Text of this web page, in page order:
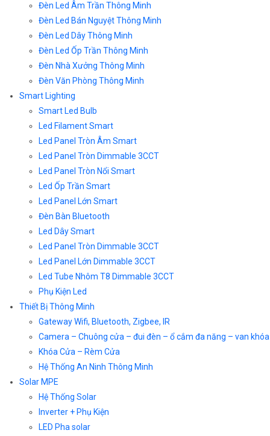
Đèn Led Âm Trần Thông Minh
Đèn Led Bán Nguyệt Thông Minh
Đèn Led Dây Thông Minh
Đèn Led Ốp Trần Thông Minh
Đèn Nhà Xưởng Thông Minh
Đèn Văn Phòng Thông Minh
Smart Lighting
Smart Led Bulb
Led Filament Smart
Led Panel Tròn Âm Smart
Led Panel Tròn Dimmable 3CCT
Led Panel Tròn Nổi Smart
Led Ốp Trần Smart
Led Panel Lớn Smart
Đèn Bàn Bluetooth
Led Dây Smart
Led Panel Tròn Dimmable 3CCT
Led Panel Lớn Dimmable 3CCT
Led Tube Nhôm T8 Dimmable 3CCT
Phụ Kiện Led
Thiết Bị Thông Minh
Gateway Wifi, Bluetooth, Zigbee, IR
Camera – Chuông cửa – đui đèn – ổ cắm đa năng – van khóa
Khóa Cửa – Rèm Cửa
Hệ Thống An Ninh Thông Minh
Solar MPE
Hệ Thống Solar
Inverter + Phụ Kiện
LED Pha solar